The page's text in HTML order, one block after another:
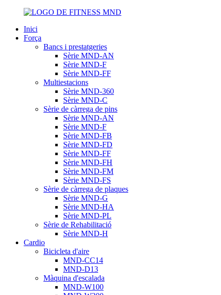
Inici
Força
Bancs i prestatgeries
Sèrie MND-AN
Sèrie MND-F
Sèrie MND-FF
Multiestacions
Sèrie MND-360
Sèrie MND-C
Sèrie de càrrega de pins
Sèrie MND-AN
Sèrie MND-F
Sèrie MND-FB
Sèrie MND-FD
Sèrie MND-FF
Sèrie MND-FH
Sèrie MND-FM
Sèrie MND-FS
Sèrie de càrrega de plaques
Sèrie MND-G
Sèrie MND-HA
Sèrie MND-PL
Sèrie de Rehabilitació
Sèrie MND-H
Cardio
Bicicleta d'aire
MND-CC14
MND-D13
Màquina d'escalada
MND-W100